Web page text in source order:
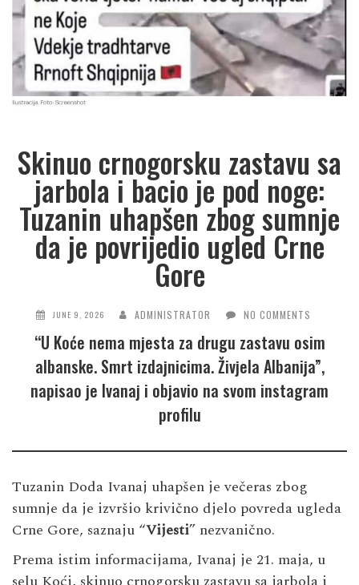
Skinuo crnogorsku zastavu sa
jarbola i bacio je pod noge:
Tuzanin uhapšen zbog sumnje
da je povrijedio ugled Crne
Gore
JUNE 9, 2026 ADMINISTRATOR NO COMMENTS
“U Koće nema mjesta za drugu zastavu osim
albanske. Smrt izdajnicima. Živjela Albanija”,
napisao je Ivanaj i objavio na svom instagram
profilu
Tuzanin Doda Ivanaj uhapšen je večeras zbog
sumnje da je izvršio krivično djelo povreda ugleda
Crne Gore, saznaju “Vijesti” nezvanično.
Prema istim informacijama, Ivanaj je 21. maja, u